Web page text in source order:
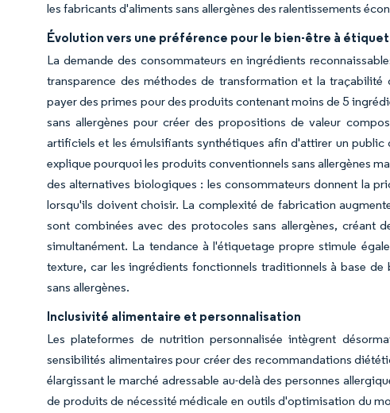
les fabricants d'aliments sans allergènes des ralentissements
Évolution vers une préférence pour le bien-être à
La demande des consommateurs en ingrédients
transparence des méthodes de transformation et la
payer des primes pour des produits contenant moins de 5
sans allergènes pour créer des propositions de valeur
artificiels et les émulsifiants synthétiques afin d'attirer un
explique pourquoi les produits conventionnels sans allergènes
des alternatives biologiques : les consommateurs donnent la
lorsqu'ils doivent choisir. La complexité de fabrication
sont combinées avec des protocoles sans allergènes, créant
simultanément. La tendance à l'étiquetage propre stimule
texture, car les ingrédients fonctionnels traditionnels à base
sans allergènes.
Inclusivité alimentaire et personnalisation
Les plateformes de nutrition personnalisée intègrent
sensibilités alimentaires pour créer des recommandations
élargissant le marché adressable au-delà des personnes
de produits de nécessité médicale en outils d'optimisation du